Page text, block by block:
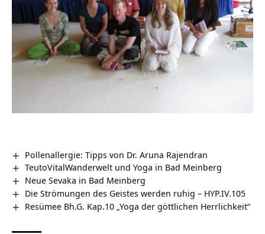
Pollenallergie: Tipps von Dr. Aruna Rajendran
TeutoVitalWanderwelt und Yoga in Bad Meinberg
Neue Sevaka in Bad Meinberg
Die Strömungen des Geistes werden ruhig – HYP.IV.105
Resümee Bh.G. Kap.10 „Yoga der göttlichen Herrlichkeit“